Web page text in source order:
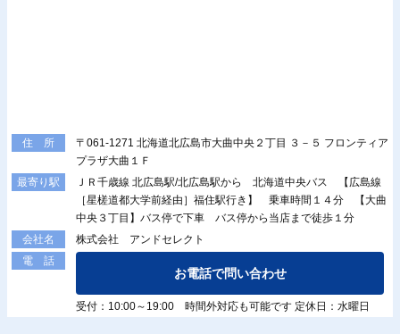
住 所
〒061-1271 北海道北広島市大曲中央２丁目 ３－５ フロンティア
プラザ大曲１Ｆ
最寄り駅
ＪＲ千歳線 北広島駅/北広島駅から 北海道中央バス 【広島線
［星槎道都大学前経由］福住駅行き】 乗車時間１４分 【大曲
中央３丁目】バス停で下車 バス停から当店まで徒歩１分
会社名
株式会社 アンドセレクト
電 話
お電話で問い合わせ
受付：10:00～19:00 時間外対応も可能です 定休日：水曜日